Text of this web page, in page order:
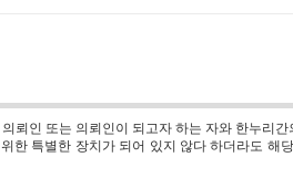
뢰인 또는 의뢰인이 되고자 하는 자와 한누리
한 특별한 장치가 되어 있지 않다 하더라도 해